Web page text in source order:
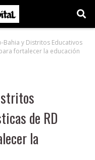
Bahia y Distritos Educativos
fortalecer la educación
de RD
la